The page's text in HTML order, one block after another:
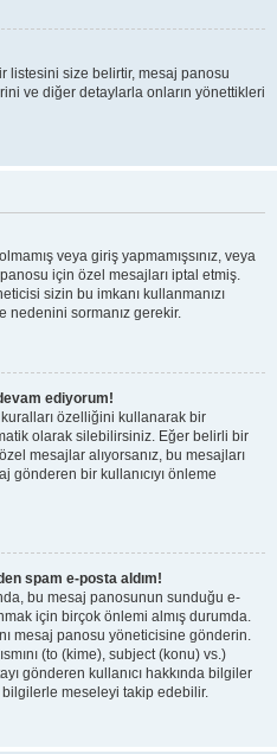
listesini size belirtir, mesaj panosu
ve diğer detaylarla onların yönettikleri
veya giriş yapmamışsınız, veya
için özel mesajları iptal etmiş.
sizin bu imkanı kullanmanızı
nedenini sormanız gerekir.
ediyorum!
özelliğini kullanarak bir
olarak silebilirsiniz. Eğer belirli bir
mesajlar alıyorsanız, bu mesajları
bir kullanıcıyı önleme
spam e-posta aldım!
bu mesaj panosunun sunduğu e-
için birçok önlemi almış durumda.
mesaj panosu yöneticisine gönderin.
(to (kime), subject (konu) vs.)
gönderen kullanıcı hakkında bilgiler
meseleyi takip edebilir.